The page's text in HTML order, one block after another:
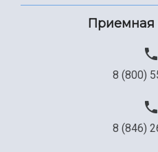
Приемная
8 (800)
8 (846)